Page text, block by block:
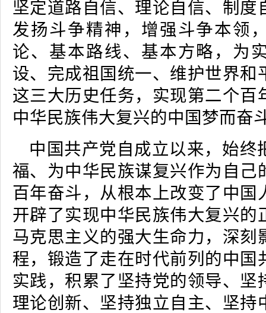
坚定道路自信、理论自信、制度
发扬斗争精神，增强斗争本领
论、基本路线、基本方略，为
设、完成祖国统一、维护世界和
这三大历史任务，实现第二个百
中华民族伟大复兴的中国梦而奋
中国共产党自成立以来，始终
福、为中华民族谋复兴作为自己
百年奋斗，从根本上改变了中国
开辟了实现中华民族伟大复兴的
马克思主义的强大生命力，深刻
程，锻造了走在时代前列的中国
实践，积累了坚持党的领导、坚
理论创新、坚持独立自主、坚持